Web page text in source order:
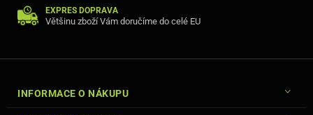
EXPRES DOPRAVA
Většinu zboží Vám doručíme do celé EU
INFORMACE O NÁKUPU